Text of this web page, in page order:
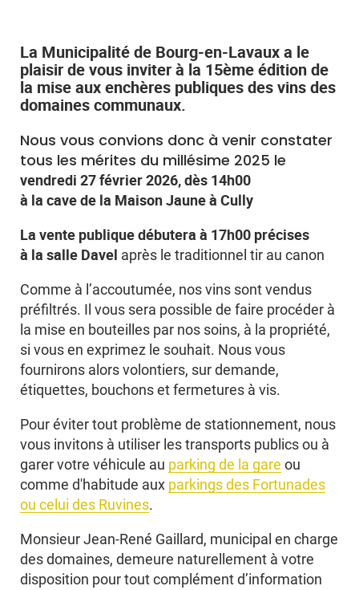
La Municipalité de Bourg-en-Lavaux a le
plaisir de vous inviter à la 15ème édition de
la mise aux enchères publiques des vins des
domaines communaux.
Nous vous convions donc à venir constater
tous les mérites du millésime 2025 le
vendredi 27 février 2026, dès 14h00
à la cave de la Maison Jaune à Cully
La vente publique débutera à 17h00 précises
à la salle Davel après le traditionnel tir au canon
Comme à l’accoutumée, nos vins sont vendus
préfiltrés. Il vous sera possible de faire procéder à
la mise en bouteilles par nos soins, à la propriété,
si vous en exprimez le souhait. Nous vous
fournirons alors volontiers, sur demande,
étiquettes, bouchons et fermetures à vis.
Pour éviter tout problème de stationnement, nous
vous invitons à utiliser les transports publics ou à
garer votre véhicule au parking de la gare ou
comme d'habitude aux parkings des Fortunades
ou celui des Ruvines.
Monsieur Jean-René Gaillard, municipal en charge
des domaines, demeure naturellement à votre
disposition pour tout complément d’information